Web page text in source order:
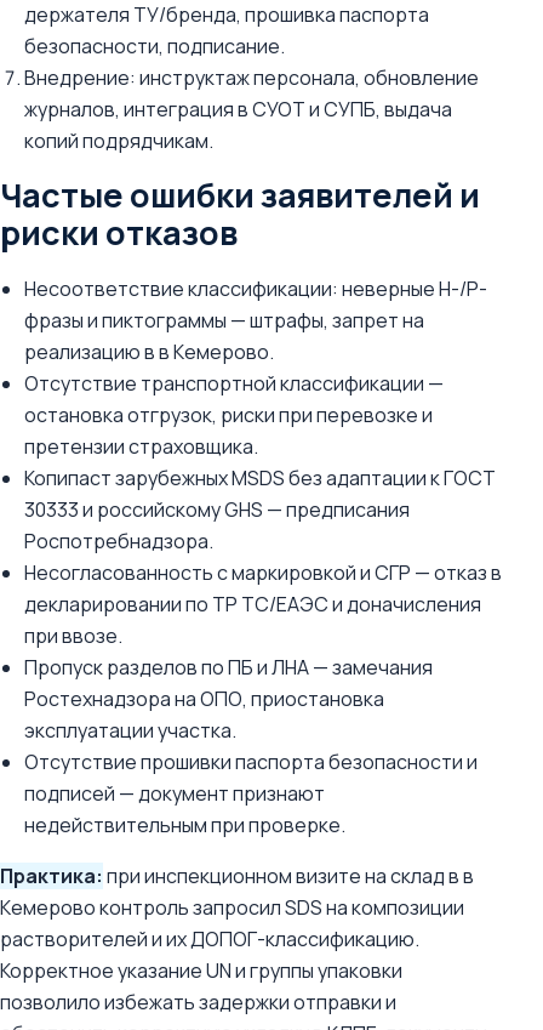
держателя ТУ/бренда, прошивка паспорта
безопасности, подписание.
Внедрение: инструктаж персонала, обновление
журналов, интеграция в СУОТ и СУПБ, выдача
копий подрядчикам.
Частые ошибки заявителей и
риски отказов
Несоответствие классификации: неверные H-/P-
фразы и пиктограммы — штрафы, запрет на
реализацию в в Кемерово.
Отсутствие транспортной классификации —
остановка отгрузок, риски при перевозке и
претензии страховщика.
Копипаст зарубежных MSDS без адаптации к ГОСТ
30333 и российскому GHS — предписания
Роспотребнадзора.
Несогласованность с маркировкой и СГР — отказ в
декларировании по ТР ТС/ЕАЭС и доначисления
при ввозе.
Пропуск разделов по ПБ и ЛНА — замечания
Ростехнадзора на ОПО, приостановка
эксплуатации участка.
Отсутствие прошивки паспорта безопасности и
подписей — документ признают
недействительным при проверке.
Практика: при инспекционном визите на склад в в
Кемерово контроль запросил SDS на композиции
растворителей и их ДОПОГ-классификацию.
Корректное указание UN и группы упаковки
позволило избежать задержки отправки и